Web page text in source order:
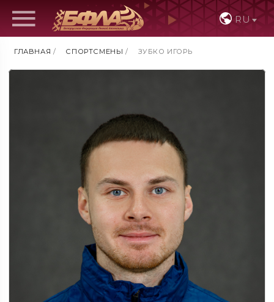
RU
ГЛАВНАЯ / СПОРТСМЕНЫ / ЗУБКО ИГОРЬ